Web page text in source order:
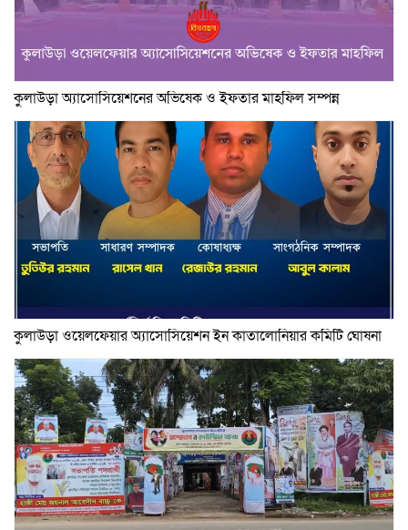
কুলাউড়া অ্যাসোসিয়েশনের অভিষেক ও ইফতার মাহফিল সম্পন্ন
কুলাউড়া ওয়েলফেয়ার অ্যাসোসিয়েশন ইন কাতালোনিয়ার কমিটি ঘোষনা